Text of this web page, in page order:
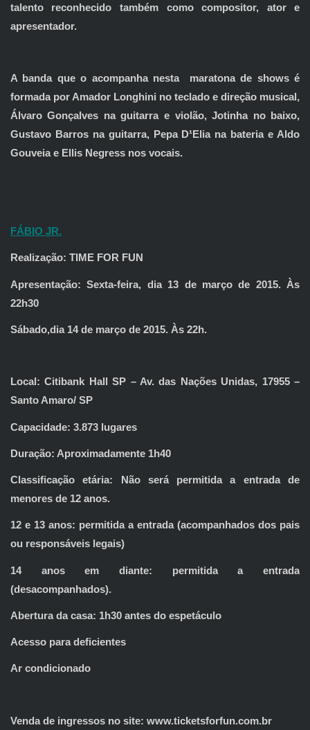
talento reconhecido também como compositor, ator e
apresentador.
A banda que o acompanha nesta maratona de shows é
formada por Amador Longhini no teclado e direção musical,
Álvaro Gonçalves na guitarra e violão, Jotinha no baixo,
Gustavo Barros na guitarra, Pepa D¹Elia na bateria e Aldo
Gouveia e Ellis Negress nos vocais.
FÁBIO JR.
Realização: TIME FOR FUN
Apresentação: Sexta-feira, dia 13 de março de 2015. Às
22h30
Sábado,dia 14 de março de 2015. Às 22h.
Local: Citibank Hall SP – Av. das Nações Unidas, 17955 –
Santo Amaro/ SP
Capacidade: 3.873 lugares
Duração: Aproximadamente 1h40
Classificação etária: Não será permitida a entrada de
menores de 12 anos.
12 e 13 anos: permitida a entrada (acompanhados dos pais
ou responsáveis legais)
14 anos em diante: permitida a entrada
(desacompanhados).
Abertura da casa: 1h30 antes do espetáculo
Acesso para deficientes
Ar condicionado
Venda de ingressos no site: www.ticketsforfun.com.br